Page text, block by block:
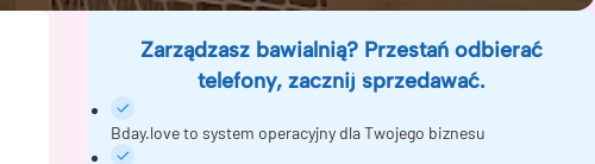
Zarządzasz bawialnią? Przestań odbierać
telefony, zacznij sprzedawać.
Bday.love to system operacyjny dla Twojego biznesu